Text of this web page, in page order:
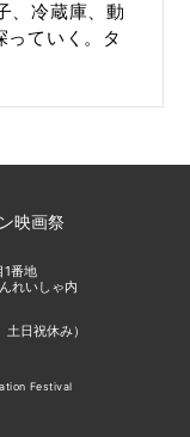
、冷蔵庫、動
ていく。タ
映画祭
1番地
れいしゃ内
日祝休み）
Festival